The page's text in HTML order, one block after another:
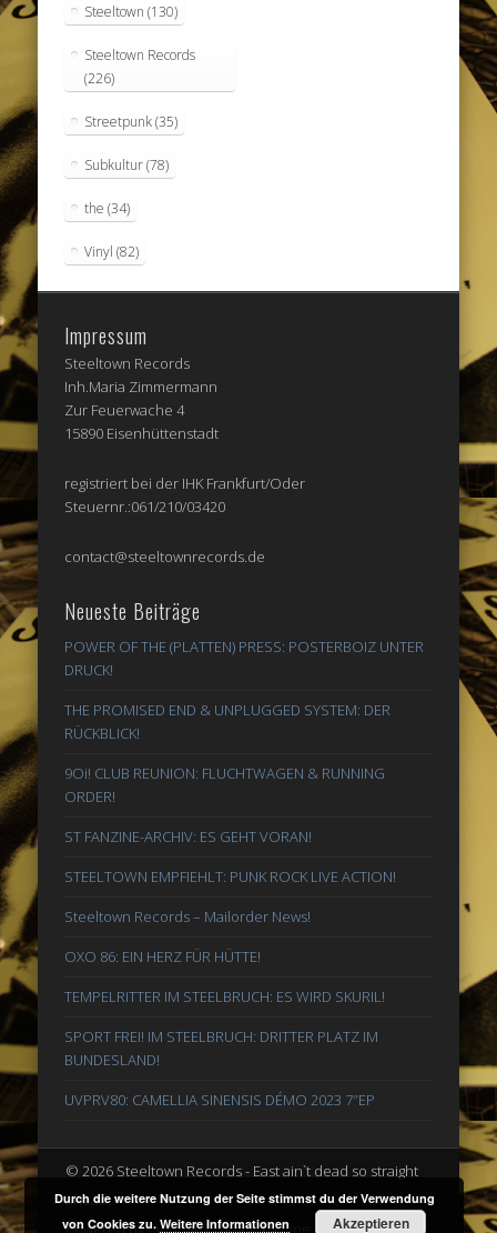
Steeltown (130)
Steeltown Records
(226)
Streetpunk(35)
Subkultur(78)
the (34)
Vinyl (82)
Impressum
Steeltown Records
Inh.Maria Zimmermann
Zur Feuerwache 4
15890 Eisenhüttenstadt
registriert bei der IHK Frankfurt/Oder
Steuernr.:061/210/03420
contact@steeltownrecords.de
Neueste Beiträge
POWER OF THE (PLATTEN) PRESS: POSTERBOIZ UNTER
DRUCK!
THE PROMISED END & UNPLUGGED SYSTEM: DER
RÜCKBLICK!
9Oi! CLUB REUNION: FLUCHTWAGEN & RUNNING
ORDER!
ST FANZINE-ARCHIV: ES GEHT VORAN!
STEELTOWN EMPFIEHLT: PUNK ROCK LIVE ACTION!
Steeltown Records – Mailorder News!
OXO 86: EIN HERZ FÜR HÜTTE!
TEMPELRITTER IM STEELBRUCH: ES WIRD SKURIL!
SPORT FREI! IM STEELBRUCH: DRITTER PLATZ IM
BUNDESLAND!
UVPRV80: CAMELLIA SINENSIS DÉMO 2023 7″EP
© 2026 Steeltown Records - East ain`t dead so straight
ahead
Powered byPinboard ThemebyOne Designsand
Durch die weitere Nutzung der Seite stimmst du der Verwendung
von Cookies zu.Weitere Informationen Akzeptieren